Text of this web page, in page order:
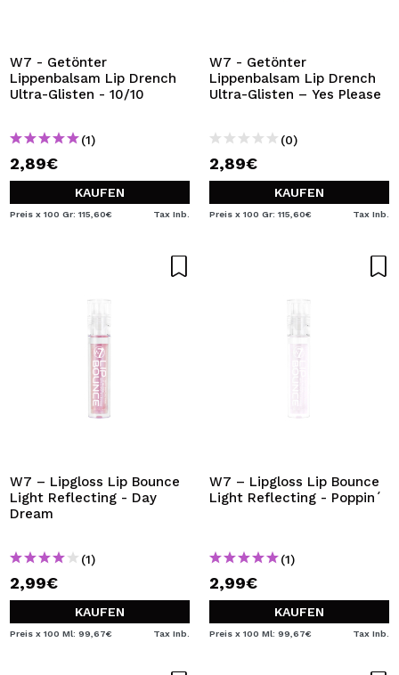
W7 - Getönter
Lippenbalsam Lip Drench
Ultra-Glisten - 10/10
(1)
2,89€
KAUFEN
Preis x 100 Gr: 115,60€ Tax Inb.
W7 - Getönter
Lippenbalsam Lip Drench
Ultra-Glisten – Yes Please
(0)
2,89€
KAUFEN
Preis x 100 Gr: 115,60€ Tax Inb.
W7 – Lipgloss Lip Bounce
Light Reflecting - Day
Dream
(1)
2,99€
KAUFEN
Preis x 100 Ml: 99,67€ Tax Inb.
W7 – Lipgloss Lip Bounce
Light Reflecting - Poppin´
(1)
2,99€
KAUFEN
Preis x 100 Ml: 99,67€ Tax Inb.